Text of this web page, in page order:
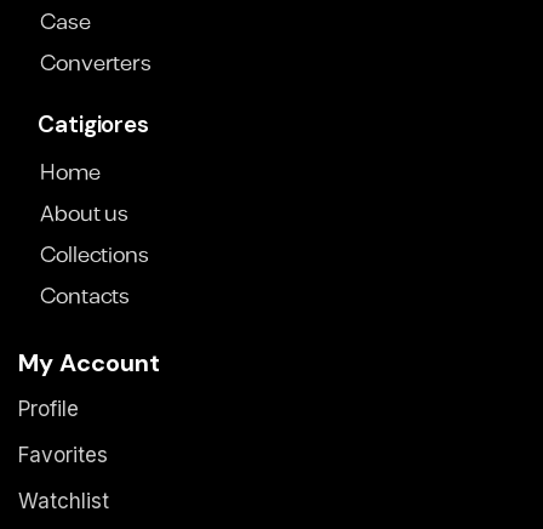
Case
Converters
Catigiores
Home
About us
Collections
Contacts
My Account
Profile
Favorites
Watchlist